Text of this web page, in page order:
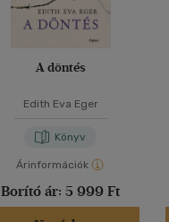
A döntés
Edith Eva Eger
Könyv
Árinformációk
Borító ár: 5 999 Ft